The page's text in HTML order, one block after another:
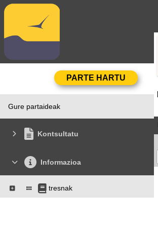
Gure partaideak
Kontsultatu
Informazioa
tresnak